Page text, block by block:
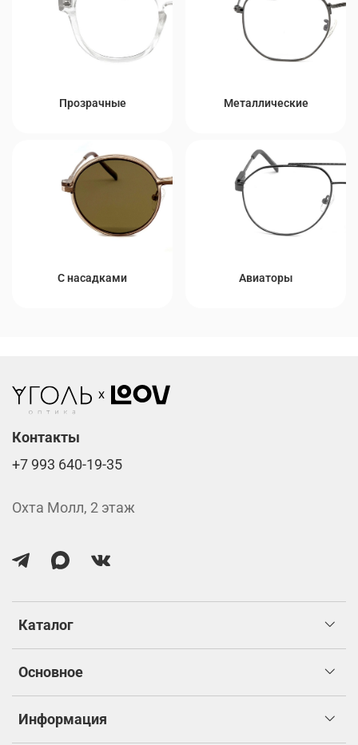
Прозрачные Металлические
С насадками Авиаторы
Каталог
Основное
Информация
Контакты
+7 993 640-19-35
Охта Молл, 2 этаж